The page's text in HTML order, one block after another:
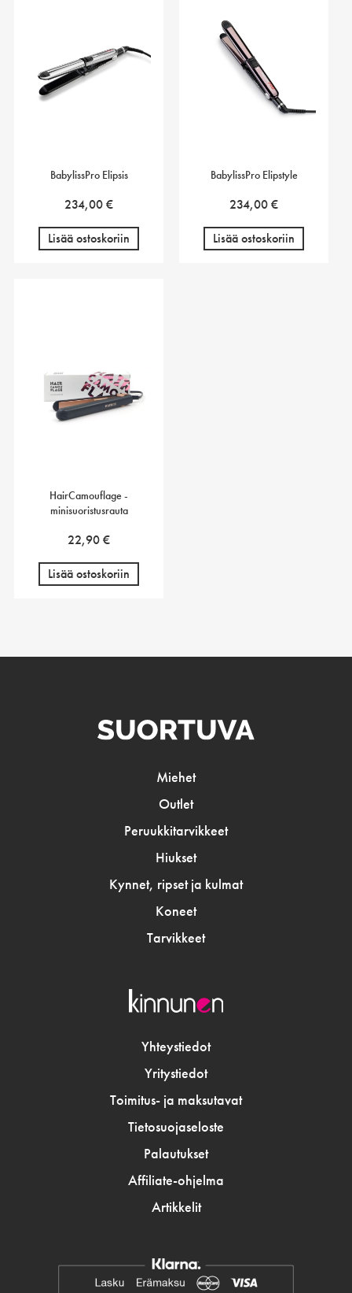
BabylissPro Elipsis
234,00€
Lisää ostoskoriin
BabylissPro Elipstyle
234,00€
Lisää ostoskoriin
HairCamouflage -
minisuoristusrauta
22,90€
Lisää ostoskoriin
Miehet
Outlet
Peruukkitarvikkeet
Hiukset
Kynnet, ripset ja kulmat
Koneet
Tarvikkeet
Yhteystiedot
Yritystiedot
Toimitus- ja maksutavat
Tietosuojaseloste
Palautukset
Affiliate-ohjelma
Artikkelit